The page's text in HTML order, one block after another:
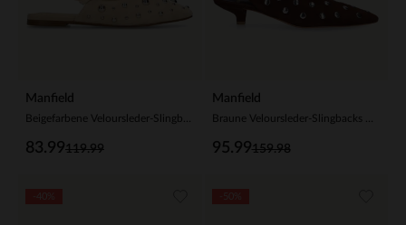
Manfield
119.99
83.99
Manfield
159.98
95.99